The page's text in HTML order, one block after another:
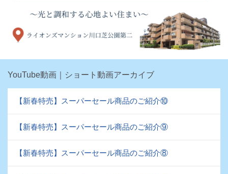
YouTube動画｜ショート動画アーカイブ
【新春特売】スーパーセール商品のご紹介⑩
【新春特売】スーパーセール商品のご紹介⑨
【新春特売】スーパーセール商品のご紹介⑧